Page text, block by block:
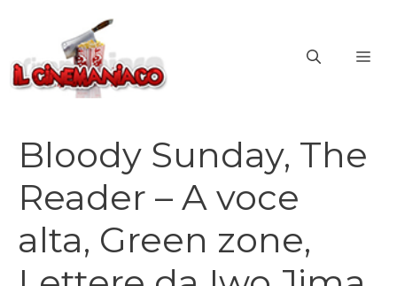
contenuto
Bloody Sunday, The
Reader – A voce
alta, Green zone,